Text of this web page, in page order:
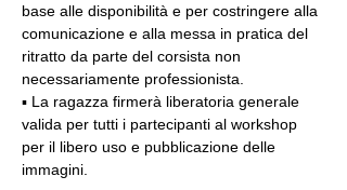
base alle disponibilità e per costringere alla
comunicazione e alla messa in pratica del
ritratto da parte del corsista non
necessariamente professionista.
▪️ La ragazza firmerà liberatoria generale
valida per tutti i partecipanti al workshop
per il libero uso e pubblicazione delle
immagini.